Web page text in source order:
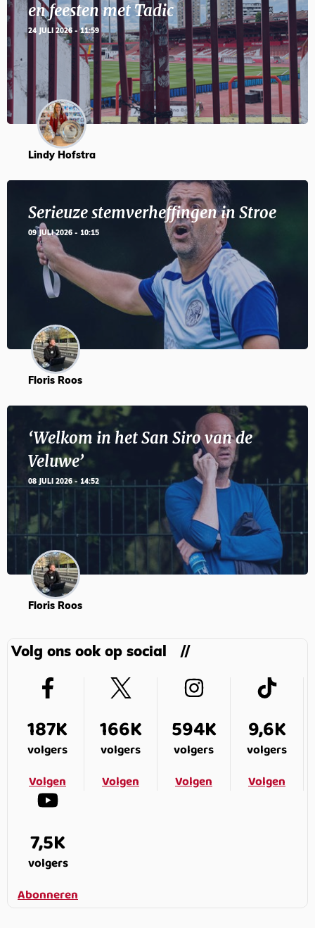
en feesten met Tadic
24 JULI 2026 - 11:59
Lindy Hofstra
Serieuze stemverheffingen in Stroe
09 JULI 2026 - 10:15
Floris Roos
‘Welkom in het San Siro van de
Veluwe’
08 JULI 2026 - 14:52
Floris Roos
Volg ons ook op social
187K
volgers
Volgen
166K
volgers
Volgen
594K
volgers
Volgen
9,6K
volgers
Volgen
7,5K
volgers
Abonneren